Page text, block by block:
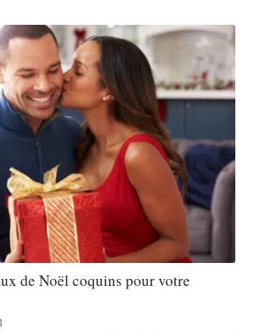
de Noël coquins pour votre